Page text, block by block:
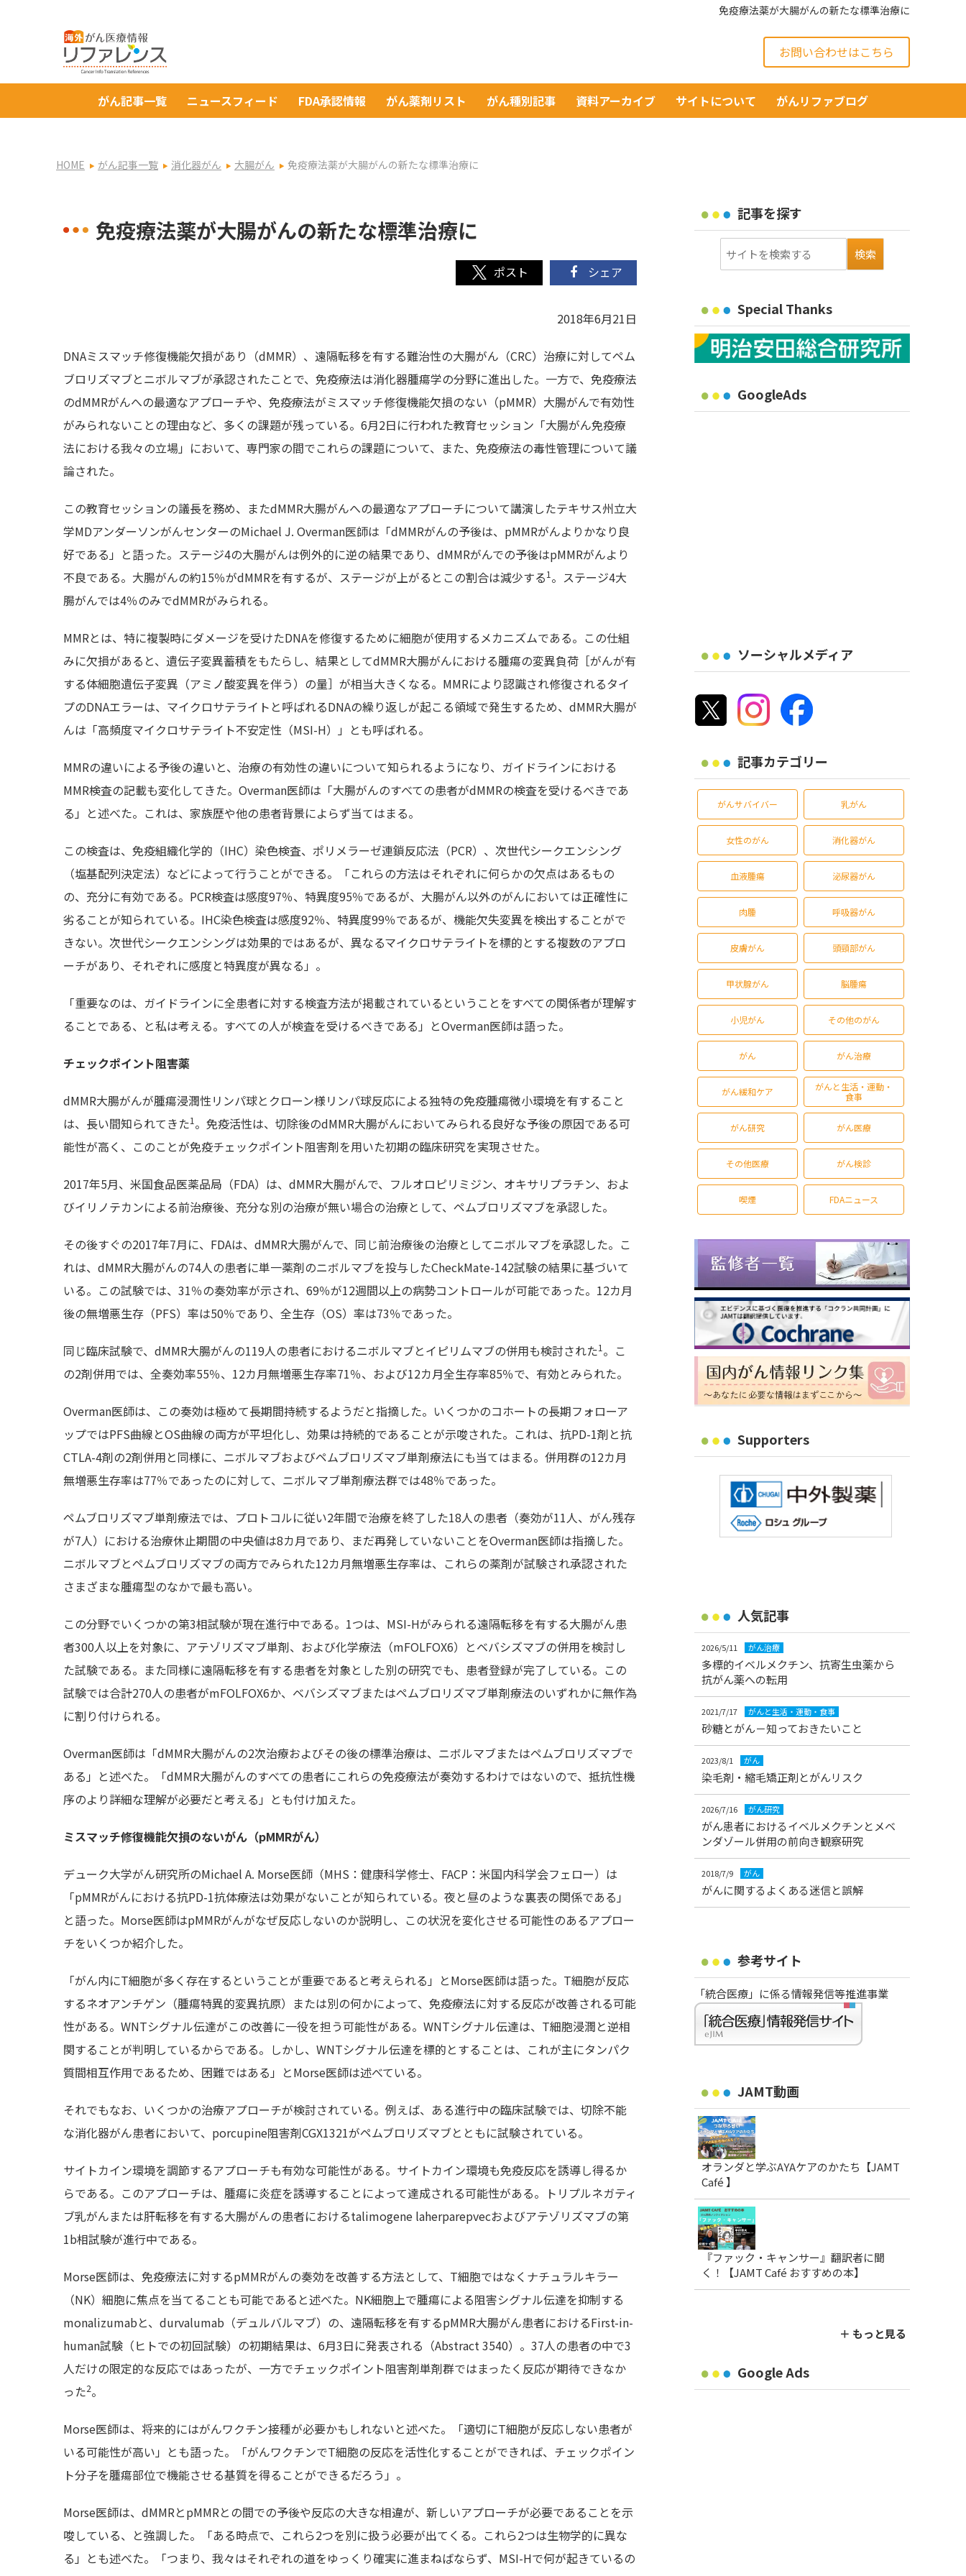
免疫療法薬が大腸がんの新たな標準治療に
お問い合わせはこちら
がん記事一覧 ニュースフィード FDA承認情報 がん薬剤リスト がん種別記事 資料アーカイブ サイトについて がんリファブログ
HOME がん記事一覧 消化器がん 大腸がん 免疫療法薬が大腸がんの新たな標準治療に
免疫療法薬が大腸がんの新たな標準治療に
シェア
2018年6月21日
DNAミスマッチ修復機能欠損があり（dMMR）、遠隔転移を有する難治性の大腸がん（CRC）治療に対してペム
ブロリズマブとニボルマブが承認されたことで、免疫療法は消化器腫瘍学の分野に進出した。一方で、免疫療法
のdMMRがんへの最適なアプローチや、免疫療法がミスマッチ修復機能欠損のない（pMMR）大腸がんで有効性
がみられないことの理由など、多くの課題が残っている。6月2日に行われた教育セッション「大腸がん免疫療
法における我々の立場」において、専門家の間でこれらの課題について、また、免疫療法の毒性管理について議
論された。
この教育セッションの議長を務め、またdMMR大腸がんへの最適なアプローチについて講演したテキサス州立大
学MDアンダーソンがんセンターのMichael J. Overman医師は「dMMRがんの予後は、pMMRがんよりかなり良
好である」と語った。ステージ4の大腸がんは例外的に逆の結果であり、dMMRがんでの予後はpMMRがんより
不良である。大腸がんの約15％がdMMRを有するが、ステージが上がるとこの割合は減少する1 。ステージ4大
腸がんでは4％のみでdMMRがみられる。
MMRとは、特に複製時にダメージを受けたDNAを修復するために細胞が使用するメカニズムである。この仕組
みに欠損があると、遺伝子変異蓄積をもたらし、結果としてdMMR大腸がんにおける腫瘍の変異負荷［がんが有
する体細胞遺伝子変異（アミノ酸変異を伴う）の量］が相当大きくなる。MMRにより認識され修復されるタイ
プのDNAエラーは、マイクロサテライトと呼ばれるDNAの繰り返しが起こる領域で発生するため、dMMR大腸が
んは「高頻度マイクロサテライト不安定性（MSI-H）」とも呼ばれる。
MMRの違いによる予後の違いと、治療の有効性の違いについて知られるようになり、ガイドラインにおける
MMR検査の記載も変化してきた。Overman医師は「大腸がんのすべての患者がdMMRの検査を受けるべきであ
る」と述べた。これは、家族歴や他の患者背景によらず当てはまる。
この検査は、免疫組織化学的（IHC）染色検査、ポリメラーゼ連鎖反応法（PCR）、次世代シークエンシング
（塩基配列決定法）などによって行うことができる。「これらの方法はそれぞれに何らかの欠点はあるもの
の、充分に有効である。PCR検査は感度97％、特異度95％であるが、大腸がん以外のがんにおいては正確性に
劣ることが知られている。IHC染色検査は感度92％、特異度99％であるが、機能欠失変異を検出することがで
きない。次世代シークエンシングは効果的ではあるが、異なるマイクロサテライトを標的とする複数のアプロ
ーチがあり、それぞれに感度と特異度が異なる」。
「重要なのは、ガイドラインに全患者に対する検査方法が掲載されているということをすべての関係者が理解す
ることである、と私は考える。すべての人が検査を受けるべきである」とOverman医師は語った。
チェックポイント阻害薬
dMMR大腸がんが腫瘍浸潤性リンパ球とクローン様リンパ球反応による独特の免疫腫瘍微小環境を有すること
は、長い間知られてきた1 。免疫活性は、切除後のdMMR大腸がんにおいてみられる良好な予後の原因である可
能性が高く、このことが免疫チェックポイント阻害剤を用いた初期の臨床研究を実現させた。
2017年5月、米国食品医薬品局（FDA）は、dMMR大腸がんで、フルオロピリミジン、オキサリプラチン、およ
びイリノテカンによる前治療後、充分な別の治療が無い場合の治療として、ペムブロリズマブを承認した。
その後すぐの2017年7月に、FDAは、dMMR大腸がんで、同じ前治療後の治療としてニボルマブを承認した。こ
れは、dMMR大腸がんの74人の患者に単一薬剤のニボルマブを投与したCheckMate-142試験の結果に基づいて
いる。この試験では、31％の奏効率が示され、69％が12週間以上の病勢コントロールが可能であった。12カ月
後の無増悪生存（PFS）率は50％であり、全生存（OS）率は73％であった。
同じ臨床試験で、dMMR大腸がんの119人の患者におけるニボルマブとイピリムマブの併用も検討された1 。こ
の2剤併用では、全奏効率55％、12カ月無増悪生存率71％、および12カ月全生存率85％で、有効とみられた。
Overman医師は、この奏効は極めて長期間持続するようだと指摘した。いくつかのコホートの長期フォローア
ップではPFS曲線とOS曲線の両方が平坦化し、効果は持続的であることが示唆された。これは、抗PD-1剤と抗
CTLA-4剤の2剤併用と同様に、ニボルマブおよびペムブロリズマブ単剤療法にも当てはまる。併用群の12カ月
無増悪生存率は77％であったのに対して、ニボルマブ単剤療法群では48％であった。
ペムブロリズマブ単剤療法では、プロトコルに従い2年間で治療を終了した18人の患者（奏効が11人、がん残存
が7人）における治療休止期間の中央値は8カ月であり、まだ再発していないことをOverman医師は指摘した。
ニボルマブとペムブロリズマブの両方でみられた12カ月無増悪生存率は、これらの薬剤が試験され承認された
さまざまな腫瘍型のなかで最も高い。
この分野でいくつかの第3相試験が現在進行中である。1つは、MSI-Hがみられる遠隔転移を有する大腸がん患
者300人以上を対象に、アテゾリズマブ単剤、および化学療法（mFOLFOX6）とベバシズマブの併用を検討し
た試験である。また同様に遠隔転移を有する患者を対象とした別の研究でも、患者登録が完了している。この
試験では合計270人の患者がmFOLFOX6か、ベバシズマブまたはペムブロリズマブ単剤療法のいずれかに無作為
に割り付けられる。
Overman医師は「dMMR大腸がんの2次治療およびその後の標準治療は、ニボルマブまたはペムブロリズマブで
ある」と述べた。「dMMR大腸がんのすべての患者にこれらの免疫療法が奏効するわけではないので、抵抗性機
序のより詳細な理解が必要だと考える」とも付け加えた。
ミスマッチ修復機能欠損のないがん（pMMRがん）
デューク大学がん研究所のMichael A. Morse医師（MHS：健康科学修士、FACP：米国内科学会フェロー）は
「pMMRがんにおける抗PD-1抗体療法は効果がないことが知られている。夜と昼のような裏表の関係である」
と語った。Morse医師はpMMRがんがなぜ反応しないのか説明し、この状況を変化させる可能性のあるアプロー
チをいくつか紹介した。
「がん内にT細胞が多く存在するということが重要であると考えられる」とMorse医師は語った。T細胞が反応
するネオアンチゲン（腫瘍特異的変異抗原）または別の何かによって、免疫療法に対する反応が改善される可能
性がある。WNTシグナル伝達がこの改善に一役を担う可能性がある。WNTシグナル伝達は、T細胞浸潤と逆相
関することが判明しているからである。しかし、WNTシグナル伝達を標的とすることは、これが主にタンパク
質間相互作用であるため、困難ではある」とMorse医師は述べている。
それでもなお、いくつかの治療アプローチが検討されている。例えば、ある進行中の臨床試験では、切除不能
な消化器がん患者において、porcupine阻害剤CGX1321がペムブロリズマブとともに試験されている。
サイトカイン環境を調節するアプローチも有効な可能性がある。サイトカイン環境も免疫反応を誘導し得るか
らである。このアプローチは、腫瘍に炎症を誘導することによって達成される可能性がある。トリプルネガティ
ブ乳がんまたは肝転移を有する大腸がんの患者におけるtalimogene laherparepvecおよびアテゾリズマブの第
1b相試験が進行中である。
Morse医師は、免疫療法に対するpMMRがんの奏効を改善する方法として、T細胞ではなくナチュラルキラー
（NK）細胞に焦点を当てることも可能であると述べた。NK細胞上で腫瘍による阻害シグナル伝達を抑制する
monalizumabと、durvalumab（デュルバルマブ）の、遠隔転移を有するpMMR大腸がん患者におけるFirst-in-
human試験（ヒトでの初回試験）の初期結果は、6月3日に発表される（Abstract 3540）。37人の患者の中で3
人だけの限定的な反応ではあったが、一方でチェックポイント阻害剤単剤群ではまったく反応が期待できなか
った2。
Morse医師は、将来的にはがんワクチン接種が必要かもしれないと述べた。「適切にT細胞が反応しない患者が
いる可能性が高い」とも語った。「がんワクチンでT細胞の反応を活性化することができれば、チェックポイン
ト分子を腫瘍部位で機能させる基質を得ることができるだろう」。
Morse医師は、dMMRとpMMRとの間での予後や反応の大きな相違が、新しいアプローチが必要であることを示
唆している、と強調した。「ある時点で、これら2つを別に扱う必要が出てくる。これら2つは生物学的に異な
る」とも述べた。「つまり、我々はそれぞれの道をゆっくり確実に進まねばならず、MSI-Hで何が起きているの
記事を探す
Special Thanks
GoogleAds
ソーシャルメディア
記事カテゴリー
がんサバイバー 乳がん
女性のがん 消化器がん
血液腫瘍 泌尿器がん
肉腫 呼吸器がん
皮膚がん 頭頸部がん
甲状腺がん 脳腫瘍
小児がん その他のがん
がん がん治療
がん緩和ケア
がんと生活・運動・
食事
がん研究 がん医療
その他医療 がん検診
喫煙 FDAニュース
Supporters
人気記事
2026/5/11 がん治療
多標的イベルメクチン、抗寄生虫薬から
抗がん薬への転用
2021/7/17 がんと生活・運動・食事
砂糖とがん－知っておきたいこと
2023/8/1 がん
染毛剤・縮毛矯正剤とがんリスク
2026/7/16 がん研究
がん患者におけるイベルメクチンとメベ
ンダゾール併用の前向き観察研究
2018/7/9 がん
がんに関するよくある迷信と誤解
参考サイト
「統合医療」に係る情報発信等推進事業
JAMT動画
オランダと学ぶAYAケアのかたち【JAMT
Café 】
『ファック・キャンサー』翻訳者に聞
く！【JAMT Café おすすめの本】
＋ もっと見る
Google Ads